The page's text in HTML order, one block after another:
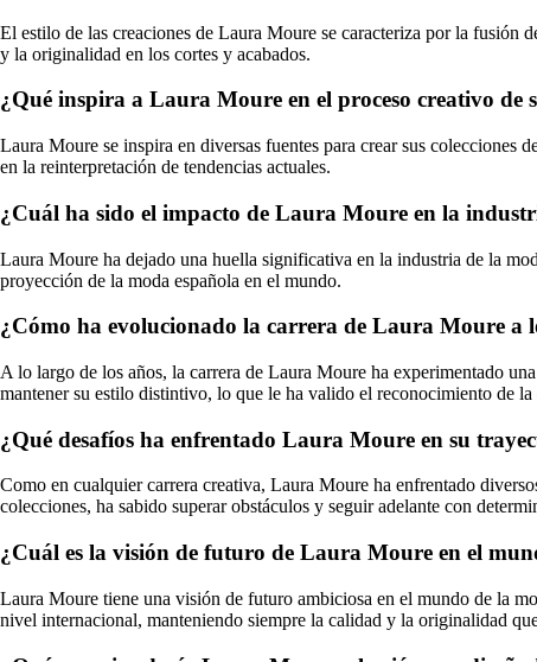
El estilo de las creaciones de Laura Moure se caracteriza por la fusión
y la originalidad en los cortes y acabados.
¿Qué inspira a Laura Moure en el proceso creativo de
Laura Moure se inspira en diversas fuentes para crear sus colecciones
en la reinterpretación de tendencias actuales.
¿Cuál ha sido el impacto de Laura Moure en la
Laura Moure ha dejado una huella significativa en la industria de la
proyección de la moda española en el mundo.
¿Cómo ha evolucionado la carrera de Laura Moure a
A lo largo de los años, la carrera de Laura Moure ha experimentado
mantener su estilo distintivo, lo que le ha valido el reconocimiento de
¿Qué desafíos ha enfrentado Laura Moure en su
Como en cualquier carrera creativa, Laura Moure ha enfrentado
colecciones, ha sabido superar obstáculos y seguir adelante con
¿Cuál es la visión de futuro de Laura Moure en el
Laura Moure tiene una visión de futuro ambiciosa en el mundo de la
nivel internacional, manteniendo siempre la calidad y la originalidad